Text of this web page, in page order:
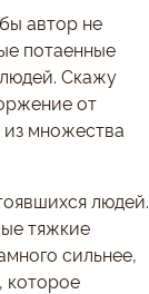
автор не
потаенные
Скажу
от
из множества
людей.
тяжкие
сильнее,
которое